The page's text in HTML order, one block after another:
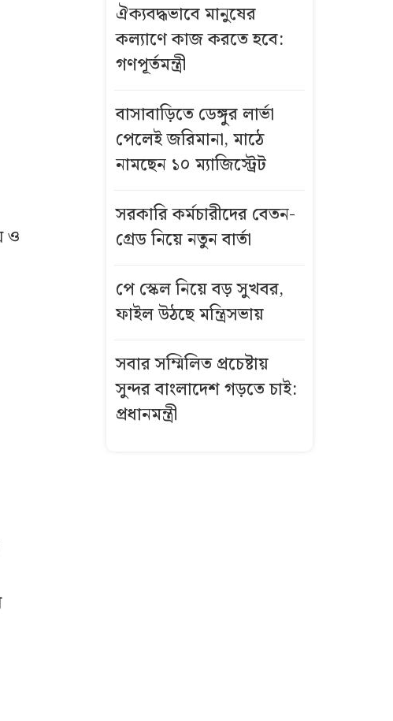
ও
সন্দেহ হলে খাতা
চ্যালেঞ্জ করা
মাদরাসায় পড়তে
অনীহা, ছয়তলা
ভবনের কার্নিশে
পা ঝুলিয়ে
এসএসসির ফল
করা যাবে
পুনঃনিরীক্ষণ,
সময় জানাল
অস্ত্রোপচারের
ঐক্যবদ্ধভাবে মানুষের
কল্যাণে কাজ করতে হবে:
গণপূর্তমন্ত্রী
বাসাবাড়িতে ডেঙ্গুর লার্ভা
পেলেই জরিমানা, মাঠে
নামছেন ১০ ম্যাজিস্ট্রেট
সরকারি কর্মচারীদের বেতন-
গ্রেড নিয়ে নতুন বার্তা
পে স্কেল নিয়ে বড় সুখবর,
ফাইল উঠছে মন্ত্রিসভায়
সবার সম্মিলিত প্রচেষ্টায়
সুন্দর বাংলাদেশ গড়তে চাই:
প্রধানমন্ত্রী